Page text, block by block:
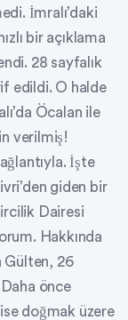
İmralı’daki
bir açıklama
28 sayfalık
edildi. O halde
Öcalan ile
verilmiş!
İşte
giden bir
Dairesi
Hakkında
Gülten, 26
önce
doğmak üzere